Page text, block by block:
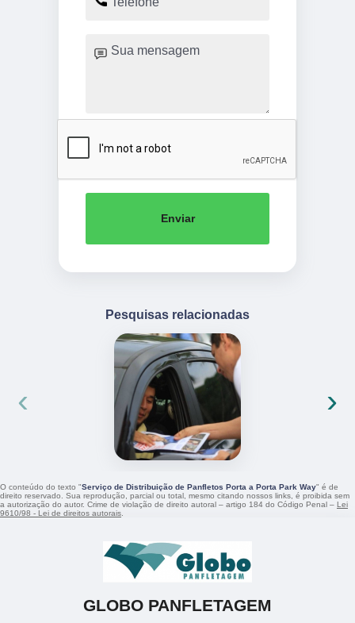
Enviar
Pesquisas relacionadas
‹ ›
O conteúdo do texto "Serviço de Distribuição de Panfletos Porta a Porta Park Way" é de
direito reservado. Sua reprodução, parcial ou total, mesmo citando nossos links, é proibida sem
a autorização do autor. Crime de violação de direito autoral – artigo 184 do Código Penal – Lei
9610/98 - Lei de direitos autorais.
GLOBO PANFLETAGEM